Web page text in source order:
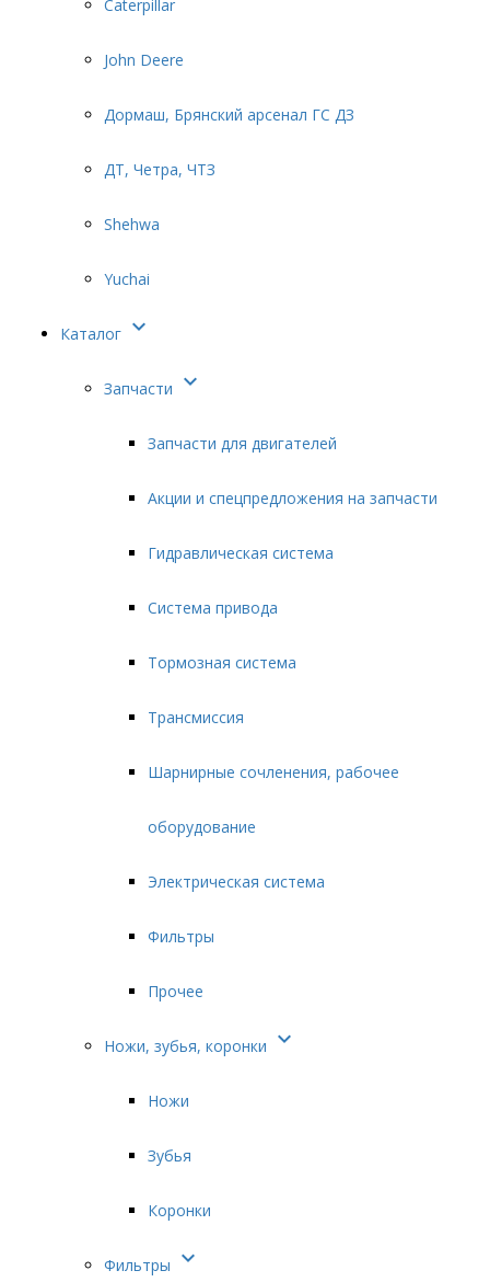
Caterpillar
John Deere
Дормаш, Брянский арсенал ГС ДЗ
ДТ, Четра, ЧТЗ
Shehwa
Yuchai
Каталог 
Запчасти 
Запчасти для двигателей
Акции и спецпредложения на запчасти
Гидравлическая система
Система привода
Тормозная система
Трансмиссия
Шарнирные сочленения, рабочее
оборудование
Электрическая система
Фильтры
Прочее
Ножи, зубья, коронки 
Ножи
Зубья
Коронки
Фильтры 